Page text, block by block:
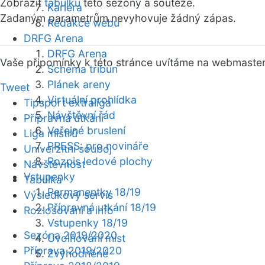
Kariéra
Redakce webu
DRFG Arena
DRFG Arena
Schéma tribun
Plánek areny
Virtuální prohlídka
Návštěvní řád
Veřejné bruslení
PRESS: pro novináře
Rozpis ledové plochy
Vstupenky
Permanentky 18/19
Přípravná utkání 18/19
Vstupenky 18/19
Uvolňování míst
Zvýhodněné
Zobrazit tabulku této sezóny a soutěže.
Zadaným parametrům nevyhovuje žádný zápas.
Vaše připomínky k této stránce uvítáme na webmaster
Tweet
Tipsport extraliga
Přípravná utkání
Liga mistrů
Univerzitní souboj
Návštěvnost
Tabulka
Výsledkový servis
Rozlosování a info
Sezóna 2019/2020
Příprava 2019/2020